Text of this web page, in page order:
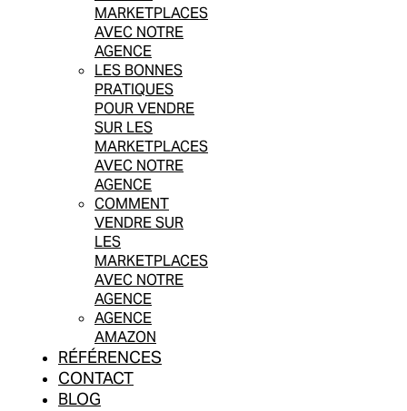
MARKETPLACES
AVEC NOTRE
AGENCE
LES BONNES
PRATIQUES
POUR VENDRE
SUR LES
MARKETPLACES
AVEC NOTRE
AGENCE
COMMENT
VENDRE SUR
LES
MARKETPLACES
AVEC NOTRE
AGENCE
AGENCE
AMAZON
RÉFÉRENCES
CONTACT
BLOG